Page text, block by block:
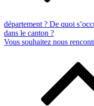
département ? De quoi
dans le canton ?
Vous souhaitez nous